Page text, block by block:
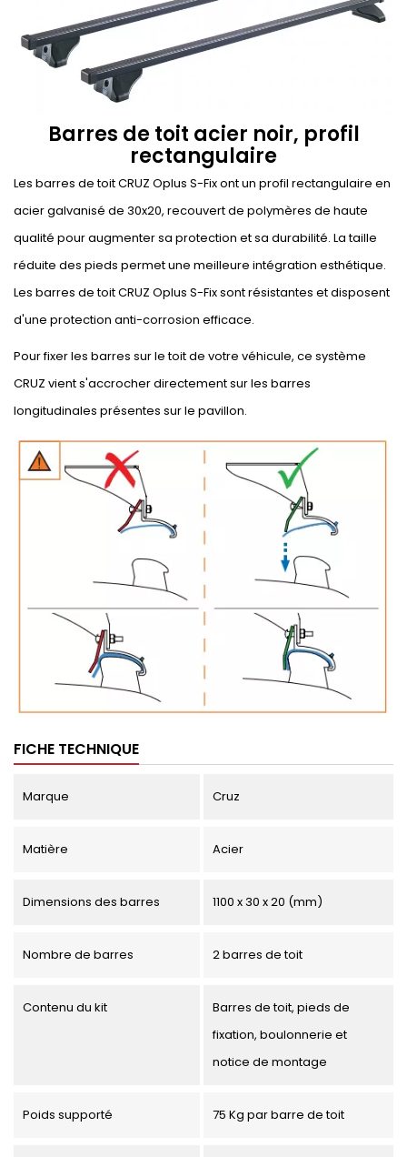
Barres de toit acier noir, profil
rectangulaire
Les barres de toit CRUZ Oplus S-Fix ont un profil rectangulaire en
acier galvanisé de 30x20, recouvert de polymères de haute
qualité pour augmenter sa protection et sa durabilité. La taille
réduite des pieds permet une meilleure intégration esthétique.
Les barres de toit CRUZ Oplus S-Fix sont résistantes et disposent
d'une protection anti-corrosion efficace.
Pour fixer les barres sur le toit de votre véhicule, ce système
CRUZ vient s'accrocher directement sur les barres
longitudinales présentes sur le pavillon.
FICHE TECHNIQUE
Marque Cruz
Matière Acier
Dimensions des barres 1100 x 30 x 20 (mm)
Nombre de barres 2 barres de toit
Contenu du kit
Barres de toit, pieds de
fixation, boulonnerie et
notice de montage
Poids supporté 75 Kg par barre de toit